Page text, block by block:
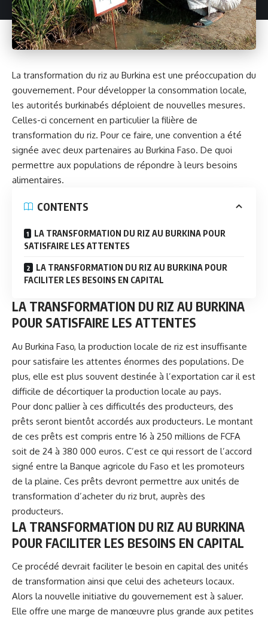
La transformation du riz au Burkina est une préoccupation du
gouvernement. Pour développer la consommation locale,
les autorités burkinabés déploient de nouvelles mesures.
Celles-ci concernent en particulier la filière de
transformation du riz. Pour ce faire, une convention a été
signée avec deux partenaires au Burkina Faso. De quoi
permettre aux populations de répondre à leurs besoins
alimentaires.
CONTENTS
LA TRANSFORMATION DU RIZ AU BURKINA POUR
SATISFAIRE LES ATTENTES
LA TRANSFORMATION DU RIZ AU BURKINA POUR
FACILITER LES BESOINS EN CAPITAL
LA TRANSFORMATION DU RIZ AU BURKINA
POUR SATISFAIRE LES ATTENTES
Au Burkina Faso, la production locale de riz est insuffisante
pour satisfaire les attentes énormes des populations. De
plus, elle est plus souvent destinée à l’exportation car il est
difficile de décortiquer la production locale au pays.
Pour donc pallier à ces difficultés des producteurs, des
prêts seront bientôt accordés aux producteurs. Le montant
de ces prêts est compris entre 16 à 250 millions de FCFA
soit de 24 à 380 000 euros. C’est ce qui ressort de l’accord
signé entre la Banque agricole du Faso et les promoteurs
de la plaine. Ces prêts devront permettre aux unités de
transformation d’acheter du riz brut, auprès des
producteurs.
LA TRANSFORMATION DU RIZ AU BURKINA
POUR FACILITER LES BESOINS EN CAPITAL
Ce procédé devrait faciliter le besoin en capital des unités
de transformation ainsi que celui des acheteurs locaux.
Alors la nouvelle initiative du gouvernement est à saluer.
Elle offre une marge de manœuvre plus grande aux petites